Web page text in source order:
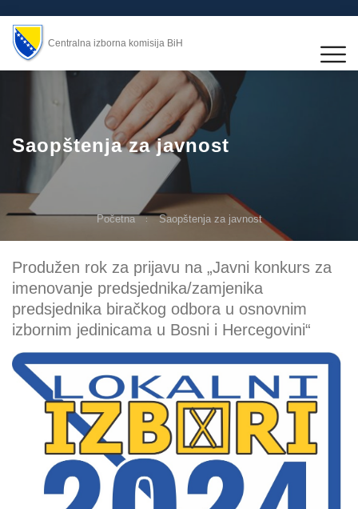
Centralna izborna komisija BiH
Saopštenja za javnost
Početna Saopštenja za javnost
Produžen rok za prijavu na „Javni konkurs za
imenovanje predsjednika/zamjenika
predsjednika biračkog odbora u osnovnim
izbornim jedinicama u Bosni i Hercegovini“